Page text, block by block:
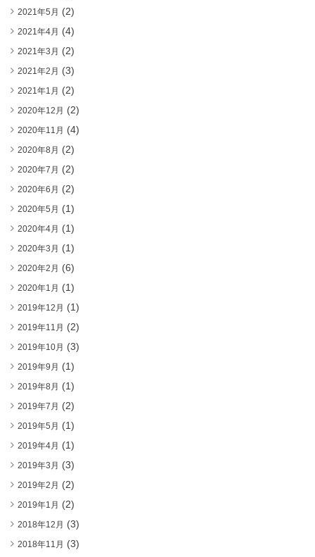
2021年5月 (2)
2021年4月 (4)
2021年3月 (2)
2021年2月 (3)
2021年1月 (2)
2020年12月 (2)
2020年11月 (4)
2020年8月 (2)
2020年7月 (2)
2020年6月 (2)
2020年5月 (1)
2020年4月 (1)
2020年3月 (1)
2020年2月 (6)
2020年1月 (1)
2019年12月 (1)
2019年11月 (2)
2019年10月 (3)
2019年9月 (1)
2019年8月 (1)
2019年7月 (2)
2019年5月 (1)
2019年4月 (1)
2019年3月 (3)
2019年2月 (2)
2019年1月 (2)
2018年12月 (3)
2018年11月 (3)